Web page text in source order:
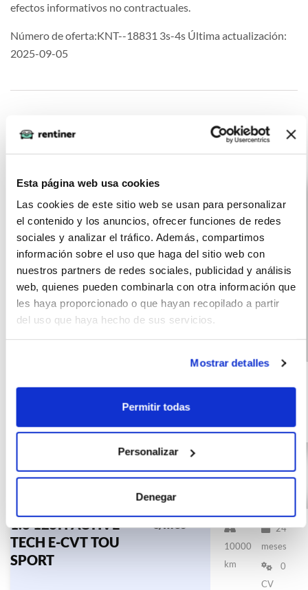
Esta página web usa cookies
Las cookies de este sitio web se usan para personalizar
el contenido y los anuncios, ofrecer funciones de redes
sociales y analizar el tráfico. Además, compartimos
información sobre el uso que haga del sitio web con
nuestros partners de redes sociales, publicidad y análisis
web, quienes pueden combinarla con otra información que
les haya proporcionado o que hayan recopilado a partir
del uso que haya hecho de sus servicios.
Mostrar detalles
Permitir todas
Personalizar
Denegar
efectos informativos no contractuales.
Número de oferta:KNT--18831 3s-4s Última actualización:
2025-09-05
Otras ofertas de Toyota Corolla
1.8 125H ACTIVE
TECH E-CVT TOU
SPORT
383
€/mesincluido)
10000
km
24
meses
0
CV